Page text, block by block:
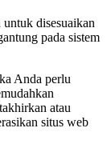
disesuaikan
pada sistem
Anda perlu
atau
situs web